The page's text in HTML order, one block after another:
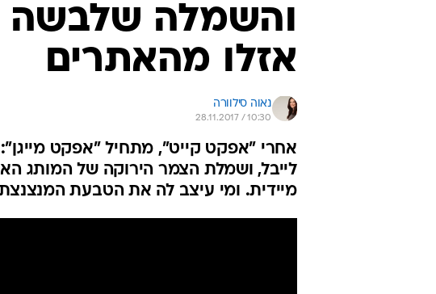
והשמלה שלבשה
אזלו מהאתרים
נאוה סילוורה
28.11.2017 / 10:30
אחרי "אפקט קייט", מתחיל "אפקט
מיידית. ומי עיצב לה את הטבעת